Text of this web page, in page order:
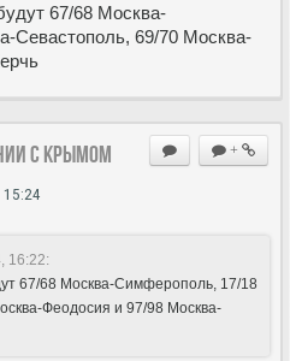
67/68 Москва-
Севастополь, 69/70 Москва-
+
с Крымом
16:22:
67/68 Москва-Симферополь, 17/18
Феодосия и 97/98 Москва-